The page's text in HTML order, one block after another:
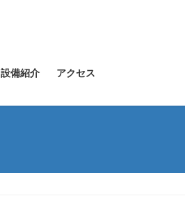
設備紹介 アクセス